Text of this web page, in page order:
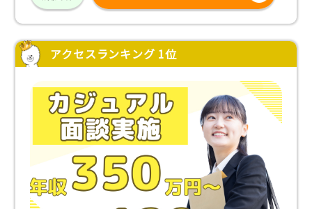
アクセスランキング 1位